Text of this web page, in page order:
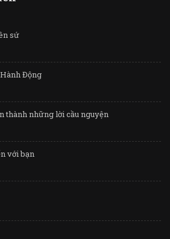
sứ
Động
thành những lời cầu nguyện
với bạn